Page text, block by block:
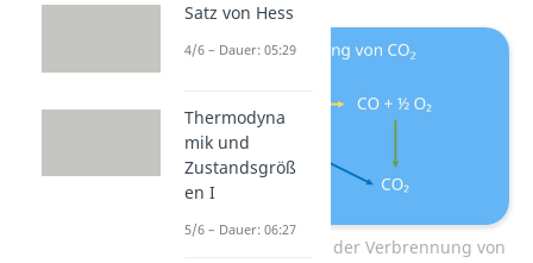
Die möglichen Wege der Verbrennung von
Satz von Hess
4/6 – Dauer: 05:29
Thermodyna
mik und
Zustandsgröß
en I
5/6 – Dauer: 06:27